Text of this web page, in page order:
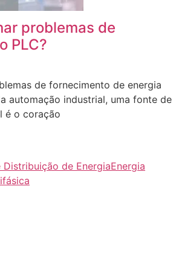
problemas de
PLC?
de fornecimento de energia
automação industrial, uma fonte de
é o coração
Distribuição de EnergiaEnergia